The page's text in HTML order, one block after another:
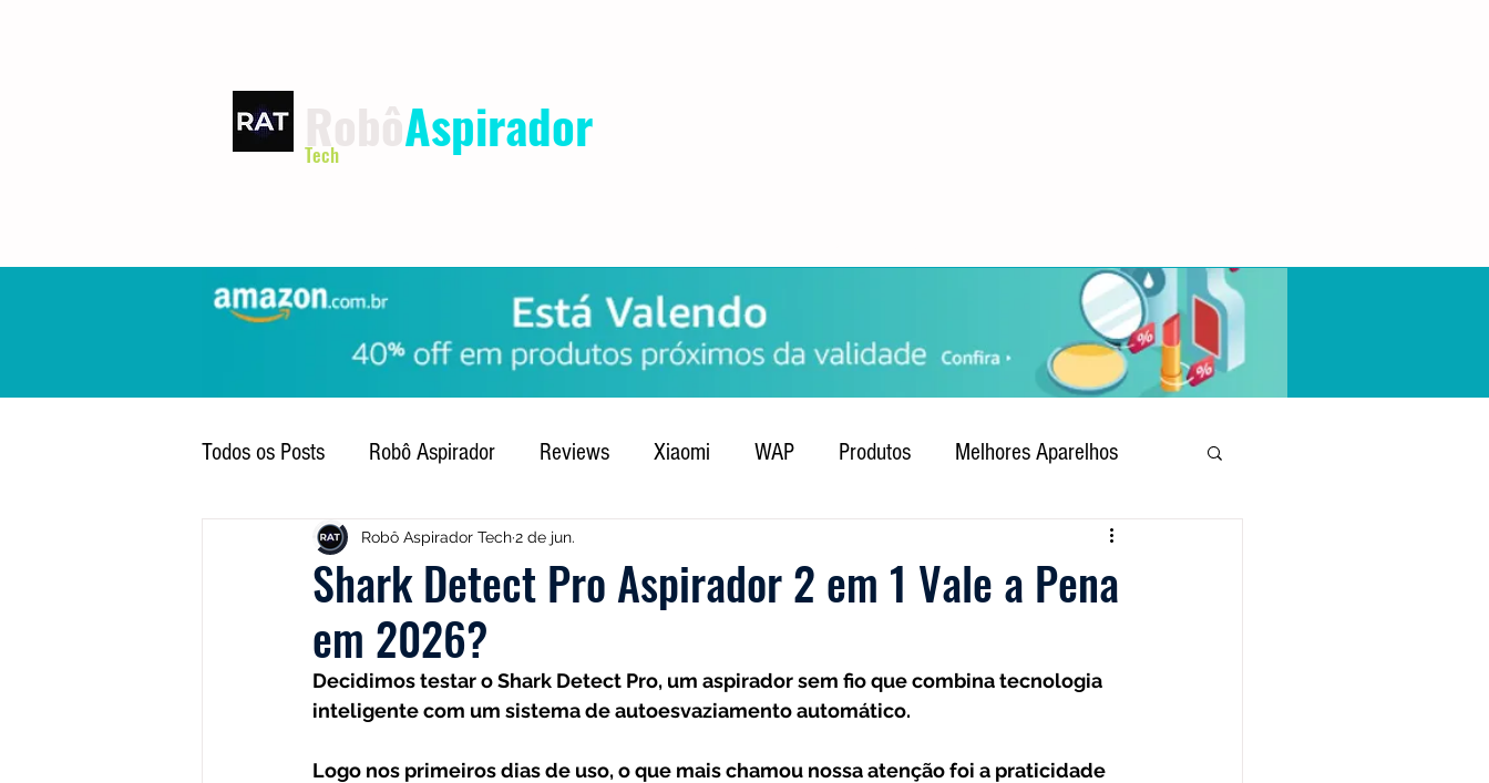
Aspirador
Tech
Todos os Posts Robô Aspirador Reviews Xiaomi WAP Produtos Melhores Aparelhos
Electrolux DOLPHIN Multilaser Black & Decker
Samsung Midea
Kabum ROPVACNIC Philco Neatsvor Ropo Extratoras
Shark Detect Pro Aspirador 2 em 1 Vale a Pena
em 2026?
Robô Aspirador Tech2 de jun.
Decidimos testar o Shark Detect Pro, um aspirador sem fio que combina tecnologia
inteligente com um sistema de autoesvaziamento automático.
Logo nos primeiros dias de uso, o que mais chamou nossa atenção foi a praticidade